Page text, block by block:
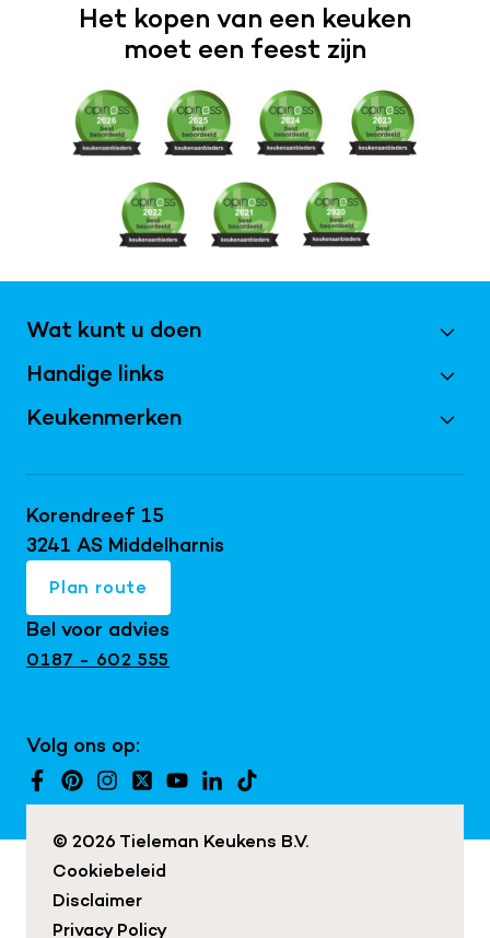
Het kopen van een keuken
moet een feest zijn
Wat kunt u doen
Maak een afspraak
Vraag magazine aan
Doe de virtuele tour
Keukeninspiratie blog
Keukenshowroom
Handige links
Best Beoordeeld 2026
Keukenrenovatie
Maatwerk interieur
Landelijke keukens
Moderne keukens
Keukenmerken
next125 keukens
Mereno keukens
Korendreef 15
3241 AS Middelharnis
Plan route
Bel voor advies
0187 - 602 555
Volg ons op:
© 2026 Tieleman Keukens B.V.
Cookiebeleid
Disclaimer
Privacy Policy